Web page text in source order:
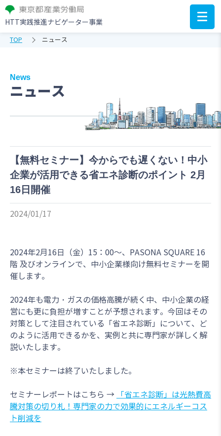
TOP ニュース
News
ニュース
HTT実践推進ナビゲーター事業
【無料セミナー】今からでも遅くない！中小
企業が活用できる省エネ診断のポイント 2月
16日開催
2024/01/17
2024年2月16日（金）15：00～、PASONA SQUARE 16
階 及びオンラインで、中小企業様向け無料セミナーを開
催します。
2024年も電力・ガスの価格高騰が続く中、中小企業の経
営にも更に負担が増すことが予想されます。今回はその
対策として注目されている「省エネ診断」について、ど
のように活用できるかを、実例と共に専門家が詳しく解
説いたします。
※本セミナーは終了いたしました。
セミナーレポートはこちら →
「省エネ診断」は光熱費高
騰対策の切り札！専門家の力で効果的にエネルギーコス
ト削減を